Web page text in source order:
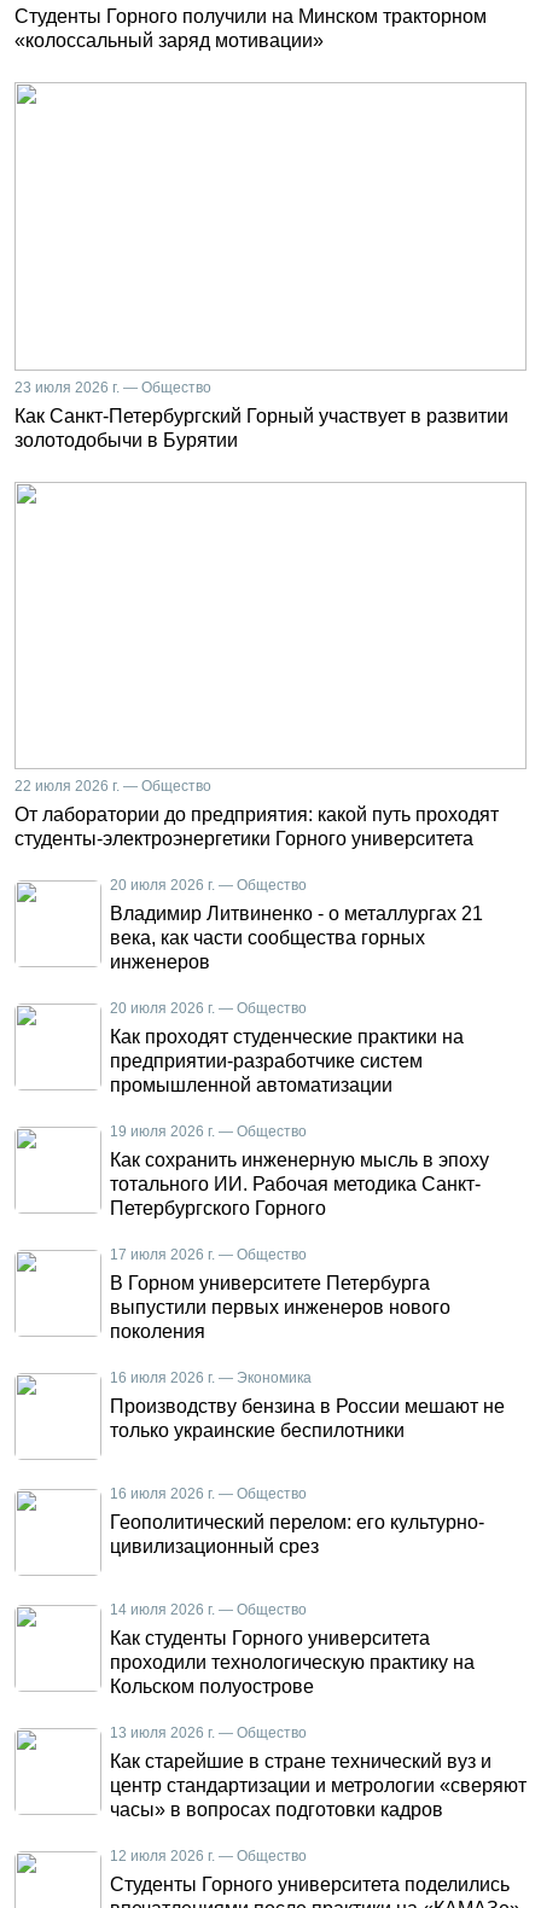
Студенты Горного получили на Минском тракторном
«колоссальный заряд мотивации»
23 июля 2026 г. — Общество
Как Санкт-Петербургский Горный участвует в развитии
золотодобычи в Бурятии
22 июля 2026 г. — Общество
От лаборатории до предприятия: какой путь проходят
студенты-электроэнергетики Горного университета
20 июля 2026 г. — Общество
Владимир Литвиненко - о металлургах 21
века, как части сообщества горных
инженеров
20 июля 2026 г. — Общество
Как проходят студенческие практики на
предприятии-разработчике систем
промышленной автоматизации
19 июля 2026 г. — Общество
Как сохранить инженерную мысль в эпоху
тотального ИИ. Рабочая методика Санкт-
Петербургского Горного
17 июля 2026 г. — Общество
В Горном университете Петербурга
выпустили первых инженеров нового
поколения
16 июля 2026 г. — Экономика
Производству бензина в России мешают не
только украинские беспилотники
16 июля 2026 г. — Общество
Геополитический перелом: его культурно-
цивилизационный срез
14 июля 2026 г. — Общество
Как студенты Горного университета
проходили технологическую практику на
Кольском полуострове
13 июля 2026 г. — Общество
Как старейшие в стране технический вуз и
центр стандартизации и метрологии «сверяют
часы» в вопросах подготовки кадров
12 июля 2026 г. — Общество
Студенты Горного университета поделились